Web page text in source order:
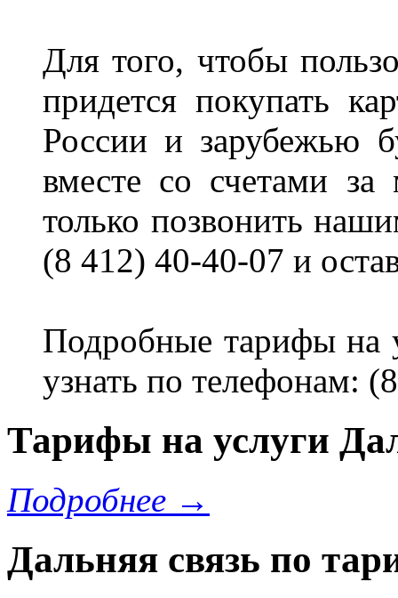
Для того, чтобы
придется покупать
России и зарубежью
вместе со счетами
только позвонить
(8 412) 40-40-07 и
Подробные тарифы на
узнать по телефонам:
Тарифы на услуги
Подробнее →
Дальняя связь по